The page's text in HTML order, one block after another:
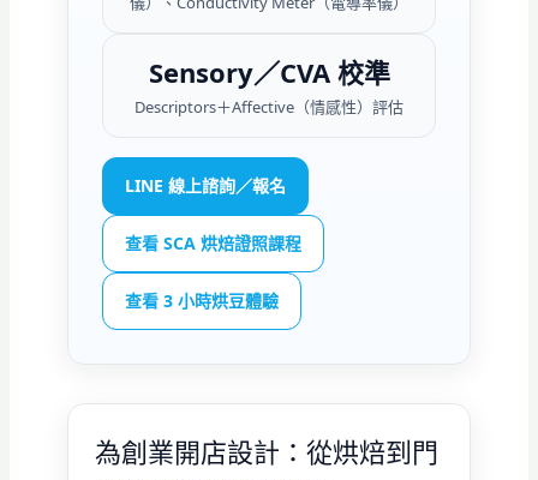
Sensory／CVA 校準
Descriptors＋Affective（情感性）評估
LINE 線上諮詢／報名
查看 SCA 烘焙證照課程
查看 3 小時烘豆體驗
為創業開店設計：從烘焙到門